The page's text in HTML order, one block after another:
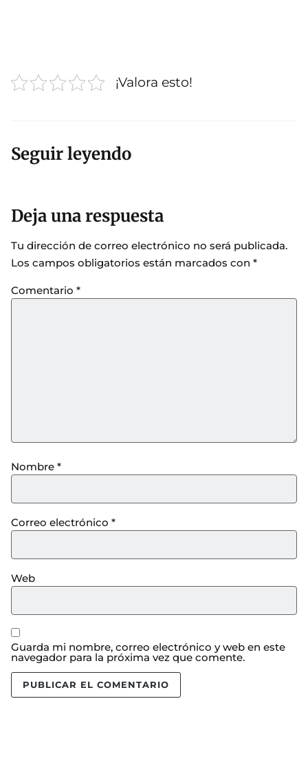
¡Valora esto!
Seguir leyendo
Deja una respuesta
Tu dirección de correo electrónico no será publicada.
Los campos obligatorios están marcados con *
Comentario *
Nombre *
Correo electrónico *
Web
Guarda mi nombre, correo electrónico y web en este
navegador para la próxima vez que comente.